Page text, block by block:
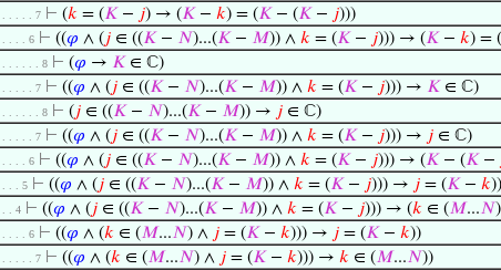
. . . . . . 7 ⊢ (𝑘 = (𝐾 − 𝑗) → (𝐾 − 𝑘) = (𝐾 − (𝐾 − 𝑗)))
. . . . . 6 ⊢ ((𝜑 ∧ (𝑗 ∈ ((𝐾 − 𝑁)...(𝐾 − 𝑀)) ∧ 𝑘 = (𝐾 − 𝑗))) → (𝐾 − 𝑘) = (
. . . . . . . 8 ⊢ (𝜑 → 𝐾 ∈ ℂ)
. . . . . . 7 ⊢ ((𝜑 ∧ (𝑗 ∈ ((𝐾 − 𝑁)...(𝐾 − 𝑀)) ∧ 𝑘 = (𝐾 − 𝑗))) → 𝐾 ∈ ℂ)
. . . . . . . 8 ⊢ (𝑗 ∈ ((𝐾 − 𝑁)...(𝐾 − 𝑀)) → 𝑗 ∈ ℂ)
. . . . . . 7 ⊢ ((𝜑 ∧ (𝑗 ∈ ((𝐾 − 𝑁)...(𝐾 − 𝑀)) ∧ 𝑘 = (𝐾 − 𝑗))) → 𝑗 ∈ ℂ)
. . . . . 6 ⊢ ((𝜑 ∧ (𝑗 ∈ ((𝐾 − 𝑁)...(𝐾 − 𝑀)) ∧ 𝑘 = (𝐾 − 𝑗))) → (𝐾 − (𝐾 −
. . . . 5 ⊢ ((𝜑 ∧ (𝑗 ∈ ((𝐾 − 𝑁)...(𝐾 − 𝑀)) ∧ 𝑘 = (𝐾 − 𝑗))) → 𝑗 = (𝐾 − 𝑘))
. . . 4 ⊢ ((𝜑 ∧ (𝑗 ∈ ((𝐾 − 𝑁)...(𝐾 − 𝑀)) ∧ 𝑘 = (𝐾 − 𝑗))) → (𝑘 ∈ (𝑀...𝑁
. . . . . 6 ⊢ ((𝜑 ∧ (𝑘 ∈ (𝑀...𝑁) ∧ 𝑗 = (𝐾 − 𝑘))) → 𝑗 = (𝐾 − 𝑘))
. . . . . . 7 ⊢ ((𝜑 ∧ (𝑘 ∈ (𝑀...𝑁) ∧ 𝑗 = (𝐾 − 𝑘))) → 𝑘 ∈ (𝑀...𝑁))